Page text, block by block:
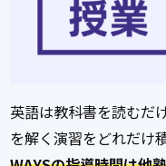
英語は教科書を読むだ
を解く演習をどれだけ